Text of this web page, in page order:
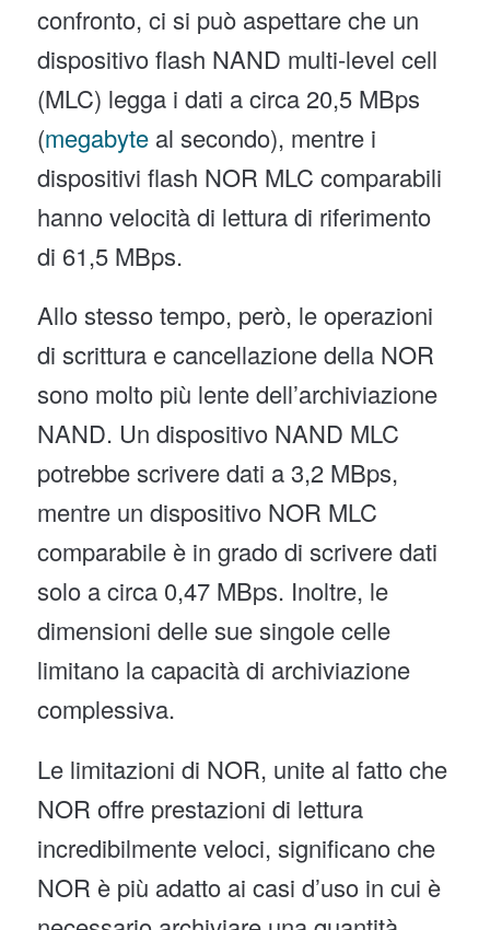
confronto, ci si può aspettare che un
dispositivo flash NAND multi-level cell
(MLC) legga i dati a circa 20,5 MBps
(megabyteal secondo), mentre i
dispositivi flash NOR MLC comparabili
hanno velocità di lettura di riferimento
di 61,5 MBps.
Allo stesso tempo, però, le operazioni
di scrittura e cancellazione della NOR
sono molto più lente dell’archiviazione
NAND. Un dispositivo NAND MLC
potrebbe scrivere dati a 3,2 MBps,
mentre un dispositivo NOR MLC
comparabile è in grado di scrivere dati
solo a circa 0,47 MBps. Inoltre, le
dimensioni delle sue singole celle
limitano la capacità di archiviazione
complessiva.
Le limitazioni di NOR, unite al fatto che
NOR offre prestazioni di lettura
incredibilmente veloci, significano che
NOR è più adatto ai casi d’uso in cui è